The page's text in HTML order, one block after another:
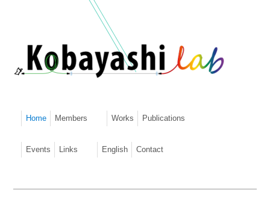
Home Members Works Publications
Events Links English Contact